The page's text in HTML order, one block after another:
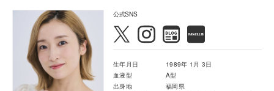
公式SNS
生年月日
1989年 1月 3日
血液型
A型
出身地
福岡県